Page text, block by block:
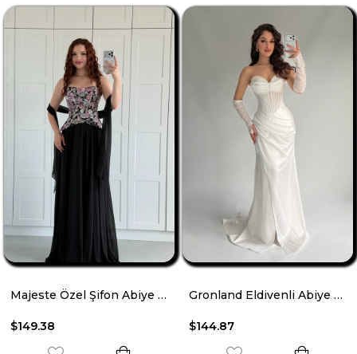
Majeste Özel Şifon Abiye Siyah
$149.38
Gronland Eldivenli Abiye Beyaz
$144.87